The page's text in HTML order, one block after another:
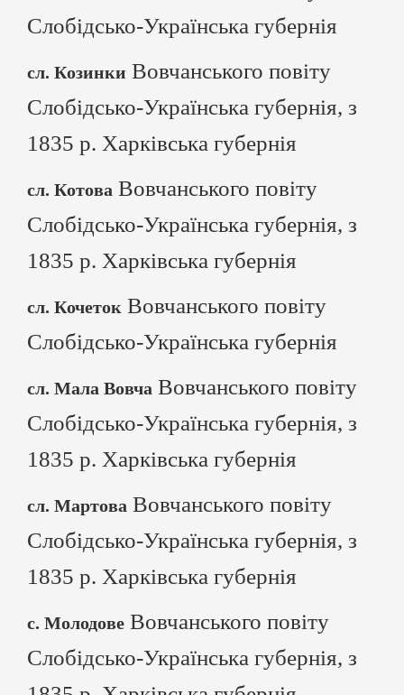
Слобідсько-Українська губернія
сл. Козинки Вовчанського повіту
Слобідсько-Українська губернія, з
1835 р. Харківська губернія
сл. Котова Вовчанського повіту
Слобідсько-Українська губернія, з
1835 р. Харківська губернія
сл. Кочеток Вовчанського повіту
Слобідсько-Українська губернія
сл. Мала Вовча Вовчанського повіту
Слобідсько-Українська губернія, з
1835 р. Харківська губернія
сл. Мартова Вовчанського повіту
Слобідсько-Українська губернія, з
1835 р. Харківська губернія
с. Молодове Вовчанського повіту
Слобідсько-Українська губернія, з